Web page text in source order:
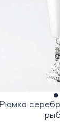
Рюмка